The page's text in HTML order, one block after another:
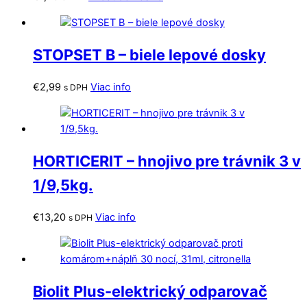
STOPSET B – biele lepové dosky
€2,99 s DPH Viac info
HORTICERIT – hnojivo pre trávnik 3 v
1/9,5kg.
€13,20 s DPH Viac info
Biolit Plus-elektrický odparovač